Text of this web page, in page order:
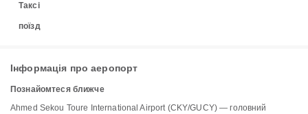
Таксі
поїзд
Інформація про аеропорт
Познайомтеся ближче
Ahmed Sekou Toure International Airport (CKY/GUCY) — головний